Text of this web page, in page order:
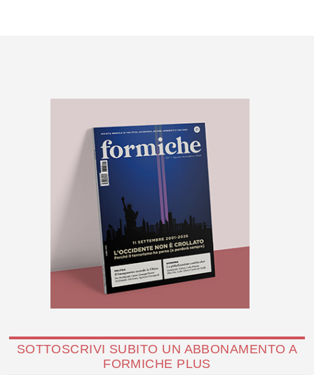
SOTTOSCRIVI SUBITO UN ABBONAMENTO A
FORMICHE PLUS